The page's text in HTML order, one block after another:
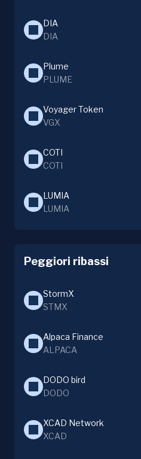
DIA
DIA
Plume
PLUME
Voyager Token
VGX
COTI
COTI
LUMIA
LUMIA
Peggiori ribassi
StormX
STMX
Alpaca Finance
ALPACA
DODO bird
DODO
XCAD Network
XCAD